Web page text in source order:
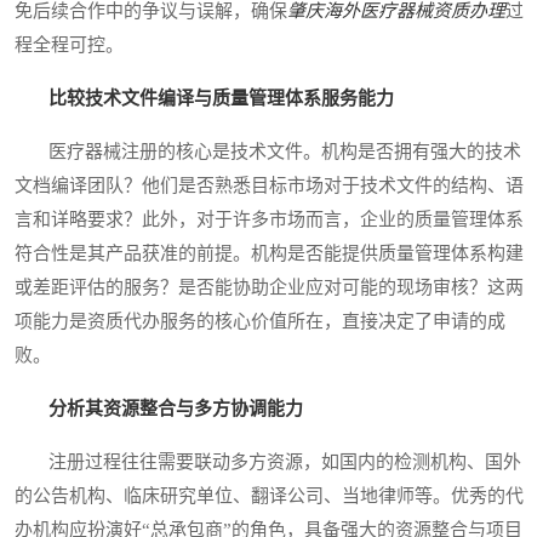
免后续合作中的争议与误解，确保肇庆海外医疗器械资质办理过
程全程可控。
比较技术文件编译与质量管理体系服务能力
医疗器械注册的核心是技术文件。机构是否拥有强大的技术
文档编译团队？他们是否熟悉目标市场对于技术文件的结构、语
言和详略要求？此外，对于许多市场而言，企业的质量管理体系
符合性是其产品获准的前提。机构是否能提供质量管理体系构建
或差距评估的服务？是否能协助企业应对可能的现场审核？这两
项能力是资质代办服务的核心价值所在，直接决定了申请的成
败。
分析其资源整合与多方协调能力
注册过程往往需要联动多方资源，如国内的检测机构、国外
的公告机构、临床研究单位、翻译公司、当地律师等。优秀的代
办机构应扮演好“总承包商”的角色，具备强大的资源整合与项目